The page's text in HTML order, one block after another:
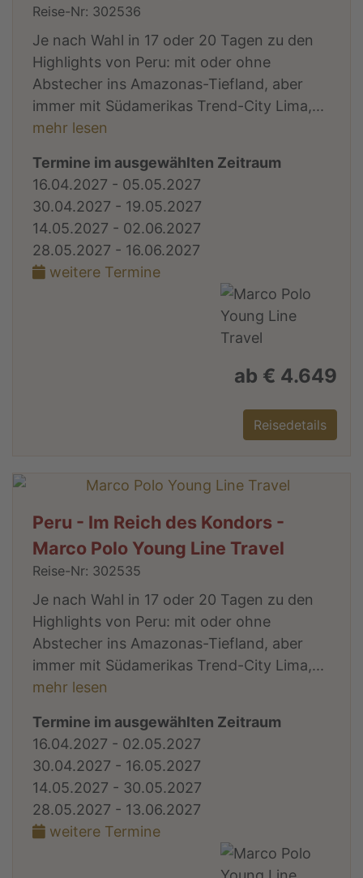
Reise-Nr: 302536
Je nach Wahl in 17 oder 20 Tagen zu den
Highlights von Peru: mit oder ohne
Abstecher ins Amazonas-Tiefland, aber
immer mit Südamerikas Trend-City Lima,...
mehr lesen
Termine im ausgewählten Zeitraum
16.04.2027 - 05.05.2027
30.04.2027 - 19.05.2027
14.05.2027 - 02.06.2027
28.05.2027 - 16.06.2027
weitere Termine
ab € 4.649
Reisedetails
Peru - Im Reich des Kondors -
Marco Polo Young Line Travel
Reise-Nr: 302535
Je nach Wahl in 17 oder 20 Tagen zu den
Highlights von Peru: mit oder ohne
Abstecher ins Amazonas-Tiefland, aber
immer mit Südamerikas Trend-City Lima,...
mehr lesen
Termine im ausgewählten Zeitraum
16.04.2027 - 02.05.2027
30.04.2027 - 16.05.2027
14.05.2027 - 30.05.2027
28.05.2027 - 13.06.2027
weitere Termine